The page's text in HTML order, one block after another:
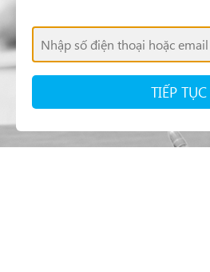
TIẾP TỤC